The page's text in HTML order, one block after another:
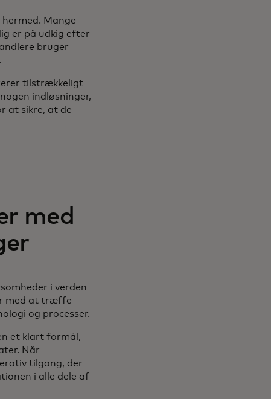
Mange
er på udkig efter
bruger
tilstrækkeligt
indløsninger,
at sikre, at de
med
i verden
med at træffe
og processer.
et klart formål,
Når
tilgang, der
i alle dele af